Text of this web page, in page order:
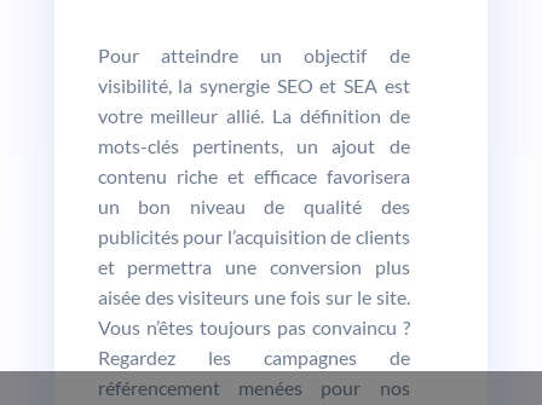
Pour atteindre un objectif de
visibilité, la synergie SEO et SEA est
votre meilleur allié. La définition de
mots-clés pertinents, un ajout de
contenu riche et efficace favorisera
un bon niveau de qualité des
publicités pour l’acquisition de clients
et permettra une conversion plus
aisée des visiteurs une fois sur le site.
Vous n’êtes toujours pas convaincu ?
Regardez les campagnes de
référencement menées pour nos